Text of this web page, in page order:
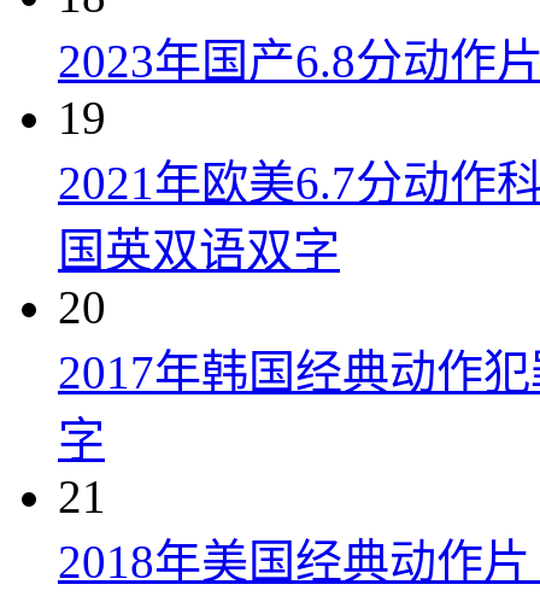
2023年国产6.8分动作
19
2021年欧美6.7分动作
国英双语双字
20
2017年韩国经典动作
字
21
2018年美国经典动作